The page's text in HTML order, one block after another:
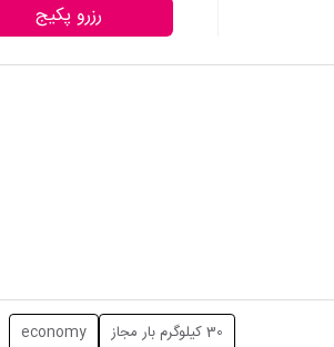
رزرو پکیج
30 کیلوگرم بار مجاز economy